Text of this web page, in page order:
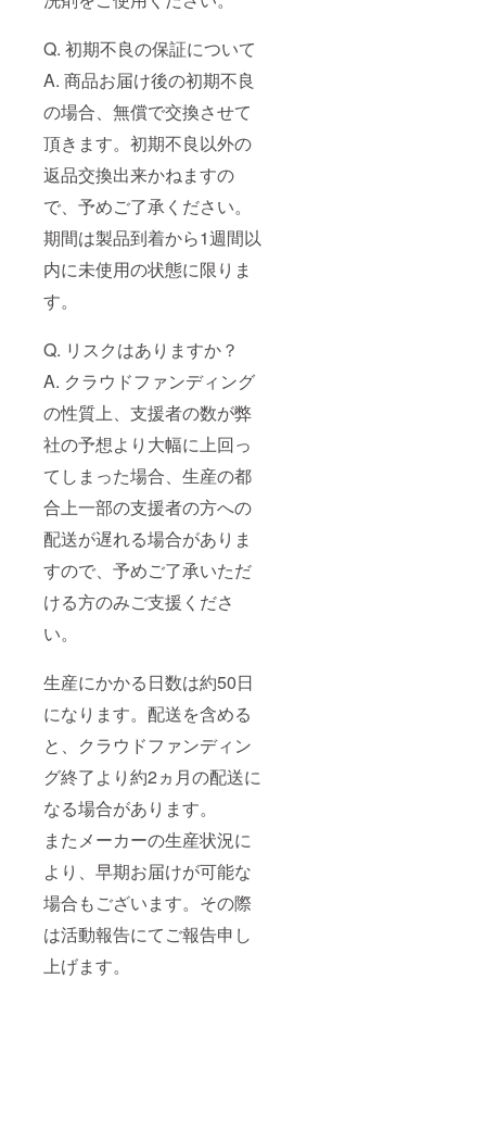
Q. 初期不良の保証について
A. 商品お届け後の初期不良
の場合、無償で交換させて
頂きます。初期不良以外の
返品交換出来かねますの
で、予めご了承ください。
期間は製品到着から1週間以
内に未使用の状態に限りま
す。
Q. リスクはありますか？
A. クラウドファンディング
の性質上、支援者の数が弊
社の予想より大幅に上回っ
てしまった場合、生産の都
合上一部の支援者の方への
配送が遅れる場合がありま
すので、予めご了承いただ
ける方のみご支援くださ
い。
生産にかかる日数は約50日
になります。配送を含める
と、クラウドファンディン
グ終了より約2ヵ月の配送に
なる場合があります。
またメーカーの生産状況に
より、早期お届けが可能な
場合もございます。その際
は活動報告にてご報告申し
上げます。